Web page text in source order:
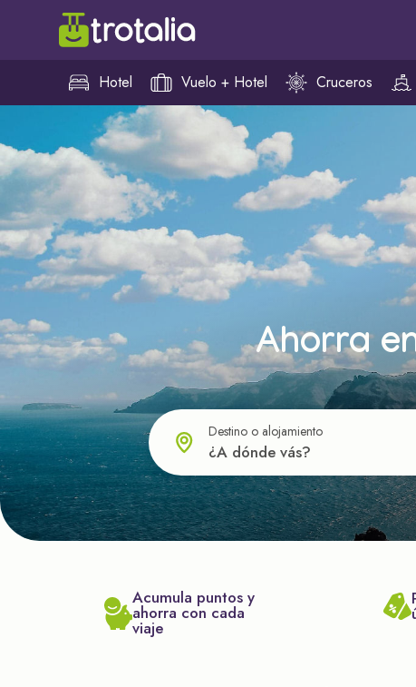
Hotel Vuelo + Hotel Cruceros
Ahorra
Destino o alojamiento
Acumula puntos y
ahorra con cada
viaje